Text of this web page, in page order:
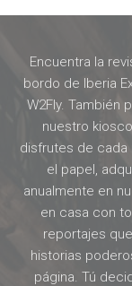
Encuentra la
bordo de Iberia
W2Fly. También
nuestro
disfrutes de cada
el papel,
anualmente en
en casa con
reportajes
historias
página. Tú